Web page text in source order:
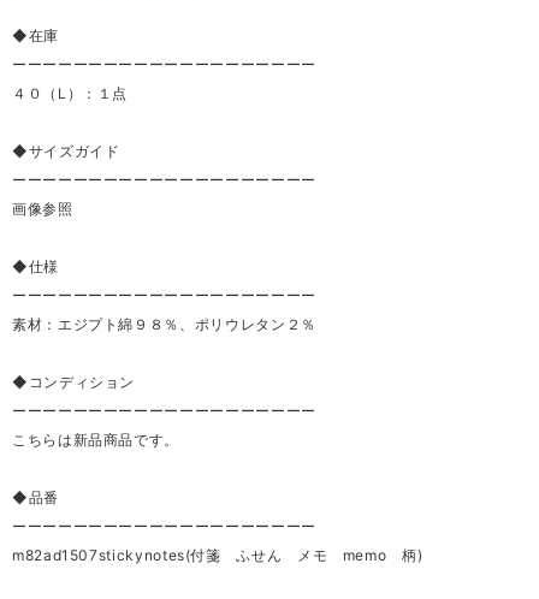
◆在庫
ーーーーーーーーーーーーーーーーーーーー
４０（L）：１点
◆サイズガイド
ーーーーーーーーーーーーーーーーーーーー
画像参照
◆仕様
ーーーーーーーーーーーーーーーーーーーー
素材：エジプト綿９８％、ポリウレタン２％
◆コンディション
ーーーーーーーーーーーーーーーーーーーー
こちらは新品商品です。
◆品番
ーーーーーーーーーーーーーーーーーーーー
m82ad1507stickynotes(付箋 ふせん メモ memo 柄)